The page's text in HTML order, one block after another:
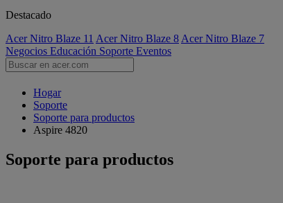
Destacado
Acer Nitro Blaze 11 Acer Nitro Blaze 8 Acer Nitro Blaze 7
Negocios Educación Soporte Eventos
Hogar
Soporte
Soporte para productos
Aspire 4820
Soporte para productos